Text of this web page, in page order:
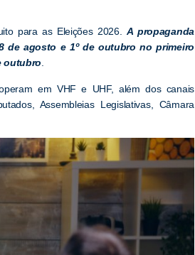
para as Eleições 2026. A propaganda
de agosto e 1º de outubro no primeiro
outubro
em VHF e UHF, além dos canais
Assembleias Legislativas, Câmara